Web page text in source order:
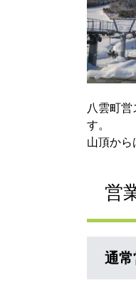
八雲町
す。
山頂から
営
通常